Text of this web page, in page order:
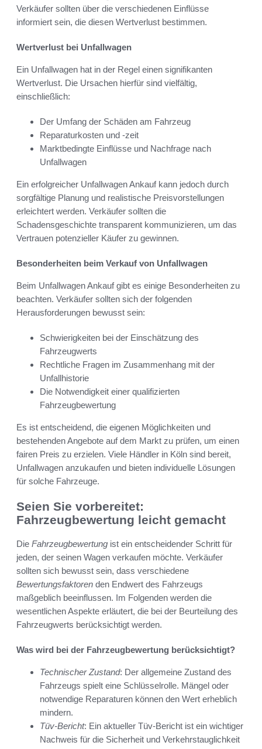
Verkäufer sollten über die verschiedenen Einflüsse
informiert sein, die diesen Wertverlust bestimmen.
Wertverlust bei Unfallwagen
Ein Unfallwagen hat in der Regel einen signifikanten
Wertverlust. Die Ursachen hierfür sind vielfältig,
einschließlich:
Der Umfang der Schäden am Fahrzeug
Reparaturkosten und -zeit
Marktbedingte Einflüsse und Nachfrage nach
Unfallwagen
Ein erfolgreicher Unfallwagen Ankauf kann jedoch durch
sorgfältige Planung und realistische Preisvorstellungen
erleichtert werden. Verkäufer sollten die
Schadensgeschichte transparent kommunizieren, um das
Vertrauen potenzieller Käufer zu gewinnen.
Besonderheiten beim Verkauf von Unfallwagen
Beim Unfallwagen Ankauf gibt es einige Besonderheiten zu
beachten. Verkäufer sollten sich der folgenden
Herausforderungen bewusst sein:
Schwierigkeiten bei der Einschätzung des
Fahrzeugwerts
Rechtliche Fragen im Zusammenhang mit der
Unfallhistorie
Die Notwendigkeit einer qualifizierten
Fahrzeugbewertung
Es ist entscheidend, die eigenen Möglichkeiten und
bestehenden Angebote auf dem Markt zu prüfen, um einen
fairen Preis zu erzielen. Viele Händler in Köln sind bereit,
Unfallwagen anzukaufen und bieten individuelle Lösungen
für solche Fahrzeuge.
Seien Sie vorbereitet:
Fahrzeugbewertung leicht gemacht
Die Fahrzeugbewertung ist ein entscheidender Schritt für
jeden, der seinen Wagen verkaufen möchte. Verkäufer
sollten sich bewusst sein, dass verschiedene
Bewertungsfaktoren den Endwert des Fahrzeugs
maßgeblich beeinflussen. Im Folgenden werden die
wesentlichen Aspekte erläutert, die bei der Beurteilung des
Fahrzeugwerts berücksichtigt werden.
Was wird bei der Fahrzeugbewertung berücksichtigt?
Technischer Zustand: Der allgemeine Zustand des
Fahrzeugs spielt eine Schlüsselrolle. Mängel oder
notwendige Reparaturen können den Wert erheblich
mindern.
Tüv-Bericht: Ein aktueller Tüv-Bericht ist ein wichtiger
Nachweis für die Sicherheit und Verkehrstauglichkeit